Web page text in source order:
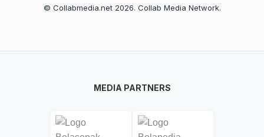
© Collabmedia.net 2026. Collab Media Network.
MEDIA PARTNERS